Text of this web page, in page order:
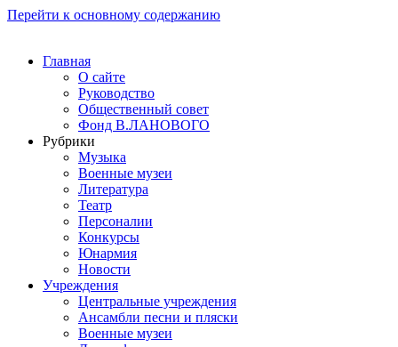
Перейти к основному содержанию
Главная
О сайте
Руководство
Общественный совет
Фонд В.ЛАНОВОГО
Рубрики
Музыка
Военные музеи
Литература
Театр
Персоналии
Конкурсы
Юнармия
Новости
Учреждения
Центральные учреждения
Ансамбли песни и пляски
Военные музеи